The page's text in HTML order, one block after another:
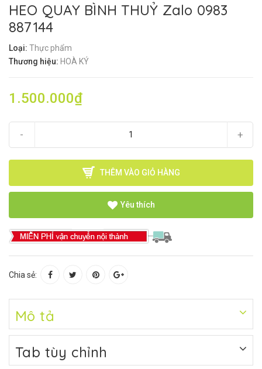
HEO QUAY BÌNH THUỶ Zalo 0983
887144
Loại: Thực phẩm
Thương hiệu: HOÀ KÝ
1.500.000₫
- +
THÊM VÀO GIỎ HÀNG
Yêu thích
Chia sẻ:
Mô tả
Tab tùy chỉnh